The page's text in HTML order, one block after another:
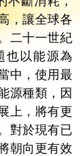
，讓全球各
二十一世紀
也以能源為
中，使用最
源種類，因
上，將有更
對於現有已
朝向更有效